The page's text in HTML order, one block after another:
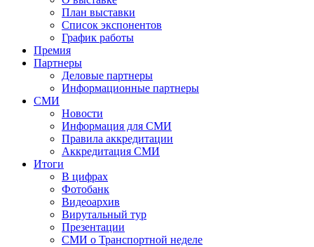
План выставки
Список экспонентов
График работы
Премия
Партнеры
Деловые партнеры
Информационные партнеры
СМИ
Новости
Информация для СМИ
Правила аккредитации
Аккредитация СМИ
Итоги
В цифрах
Фотобанк
Видеоархив
Вирутальный тур
Презентации
СМИ о Транспортной неделе